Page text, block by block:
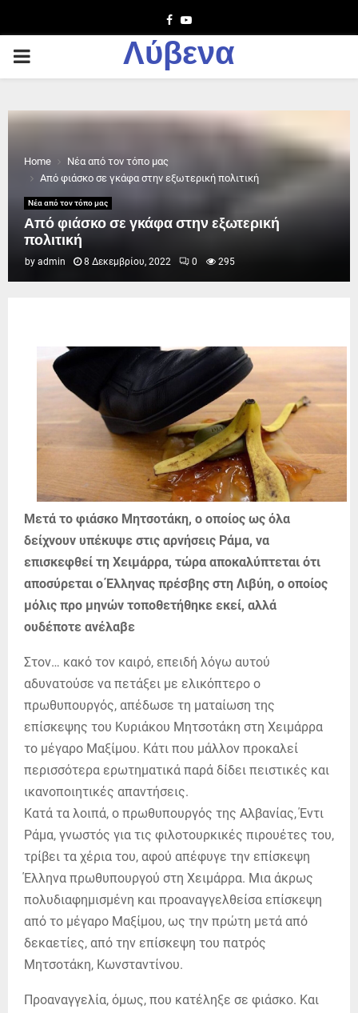
Facebook
Youtube
PRIMARY
Λύβενα
Home
Νέα από τον τόπο μας
Από φιάσκο σε γκάφα στην εξωτερική πολιτική
Νέα από τον τόπο μας
Από φιάσκο σε γκάφα στην εξωτερική
πολιτική
by admin 8 Δεκεμβρίου, 2022 0 295
Μετά το φιάσκο Μητσοτάκη, ο οποίος ως όλα
δείχνουν υπέκυψε στις αρνήσεις Ράμα, να
επισκεφθεί τη Χειμάρρα, τώρα αποκαλύπτεται ότι
αποσύρεται ο Έλληνας πρέσβης στη Λιβύη, ο οποίος
μόλις προ μηνών τοποθετήθηκε εκεί, αλλά
ουδέποτε ανέλαβε
Στον… κακό τον καιρό, επειδή λόγω αυτού
αδυνατούσε να πετάξει με ελικόπτερο ο
πρωθυπουργός, απέδωσε τη ματαίωση της
επίσκεψης του Κυριάκου Μητσοτάκη στη Χειμάρρα
το μέγαρο Μαξίμου. Κάτι που μάλλον προκαλεί
περισσότερα ερωτηματικά παρά δίδει πειστικές και
ικανοποιητικές απαντήσεις.
Κατά τα λοιπά, ο πρωθυπουργός της Αλβανίας, Έντι
Ράμα, γνωστός για τις φιλοτουρκικές πιρουέτες του,
τρίβει τα χέρια του, αφού απέφυγε την επίσκεψη
Έλληνα πρωθυπουργού στη Χειμάρρα. Μια άκρως
πολυδιαφημισμένη και προαναγγελθείσα επίσκεψη
από το μέγαρο Μαξίμου, ως την πρώτη μετά από
δεκαετίες, από την επίσκεψη του πατρός
Μητσοτάκη, Κωνσταντίνου.
Προαναγγελία, όμως, που κατέληξε σε φιάσκο. Και